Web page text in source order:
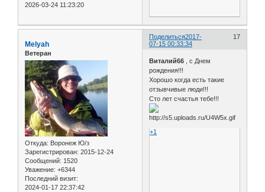
2026-03-24 11:23:20
Поделиться 17
2017-
07-15 00:33:34
Melyah
Ветеран
Откуда: Воронеж Ю/з
Зарегистрирован: 2015-12-24
Сообщений: 1520
Уважение: +6344
Последний визит:
2024-01-17 22:37:42
Виталий66 , с Днем
рождения!!!
Хорошо когда есть такие
отзывчивые люди!!!
Сто лет счастья тебе!!!
+1